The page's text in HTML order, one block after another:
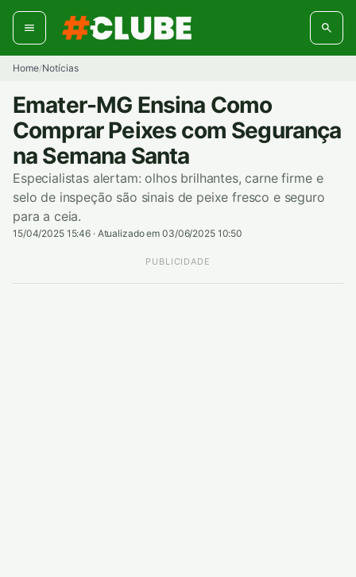
Pular
para
conteúdo
Home/Notícias
Emater-MG Ensina Como
Comprar Peixes com Segurança
na Semana Santa
Especialistas alertam: olhos brilhantes, carne firme e
selo de inspeção são sinais de peixe fresco e seguro
para a ceia.
15/04/2025 15:46 · Atualizado em 03/06/2025 10:50
PUBLICIDADE